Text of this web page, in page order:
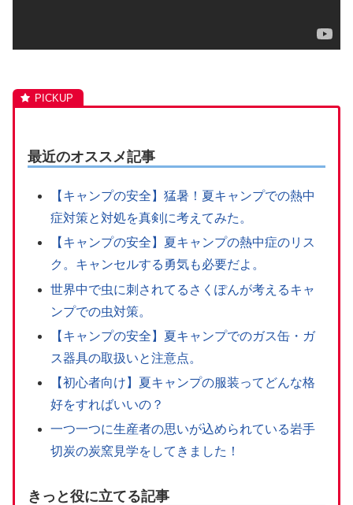
最近のオススメ記事
【キャンプの安全】猛暑！夏キャンプでの熱中
症対策と対処を真剣に考えてみた。
【キャンプの安全】夏キャンプの熱中症のリス
ク。キャンセルする勇気も必要だよ。
世界中で虫に刺されてるさくぽんが考えるキャ
ンプでの虫対策。
【キャンプの安全】夏キャンプでのガス缶・ガ
ス器具の取扱いと注意点。
【初心者向け】夏キャンプの服装ってどんな格
好をすればいいの？
一つ一つに生産者の思いが込められている岩手
切炭の炭窯見学をしてきました！
きっと役に立てる記事